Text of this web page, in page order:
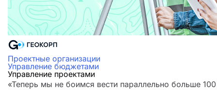
Проектные организации
Управление бюджетами
Управление проектами
«Теперь мы не боимся вести параллельно больше